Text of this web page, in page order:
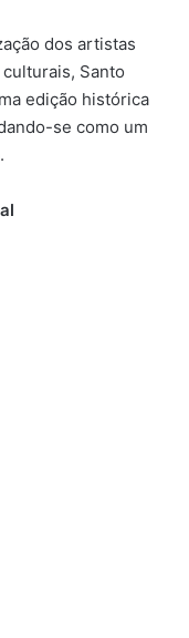
dos artistas
Santo
edição histórica
se como um